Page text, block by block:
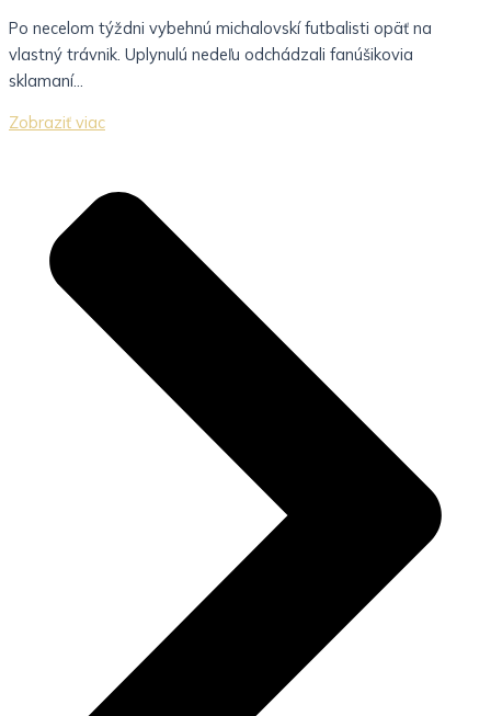
Po necelom týždni vybehnú michalovskí futbalisti opäť na
vlastný trávnik. Uplynulú nedeľu odchádzali fanúšikovia
sklamaní...
Zobraziť viac